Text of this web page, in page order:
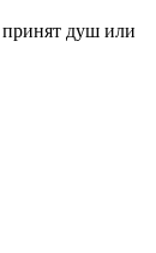
принят душ или